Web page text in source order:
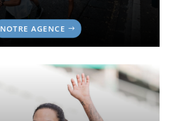
NOTRE AGENCE